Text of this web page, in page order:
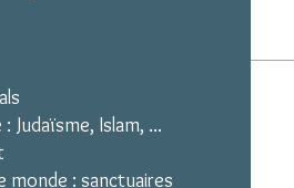
Judaïsme, Islam, ...
monde : sanctuaires